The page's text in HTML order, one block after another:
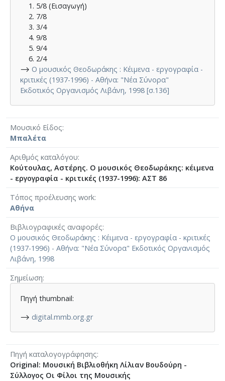
5/8 (Εισαγωγή)
7/8
3/4
9/8
9/4
2/4
⟶ Ο μουσικός Θεοδωράκης : Κέιμενα - εργογραφία -
κριτικές (1937-1996) - Αθήνα: "Νέα Σύνορα"
Εκδοτικός Οργανισμός Λιβάνη, 1998 [σ.136]
Μουσικό Είδος
Μπαλέτα
Αριθμός καταλόγου
Κούτουλας, Αστέρης. Ο μουσικός Θεοδωράκης: κέιμενα
- εργογραφία - κριτικές (1937-1996): ΑΣΤ 86
Τόπος προέλευσης work
Αθήνα
Βιβλιογραφικές αναφορές
Ο μουσικός Θεοδωράκης : Κέιμενα - εργογραφία - κριτικές
(1937-1996) - Αθήνα: "Νέα Σύνορα" Εκδοτικός Οργανισμός
Λιβάνη, 1998
Σημείωση
Πηγή thumbnail:
⟶ digital.mmb.org.gr
Πηγή καταλογογράφησης
Original: Μουσική Βιβλιοθήκη Λίλιαν Βουδούρη -
Σύλλογος Οι Φίλοι της Μουσικής